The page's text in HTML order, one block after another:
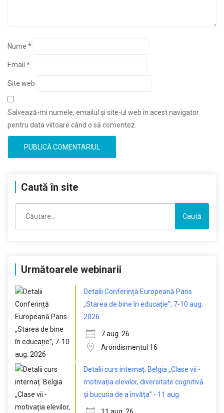
Nume *
Email *
Site web
Salvează-mi numele, emailul și site-ul web în acest navigator
pentru data viitoare când o să comentez.
Caută în site
după:
Următoarele webinarii
Detalii Conferință Europeană Paris
„Starea de bine în educație”, 7-10 aug.
2026
7 aug. 26
Arondismentul 16
Detalii curs internaț. Belgia „Clase vii -
motivația elevilor, diversitate cognitivă
și bucuria de a învăța” - 11 aug.